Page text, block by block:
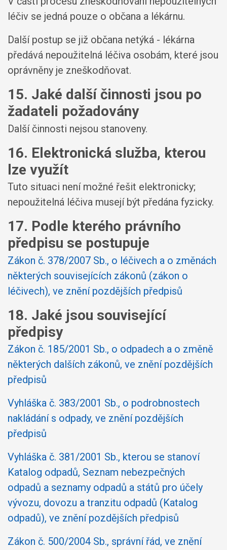
léčiv se jedná pouze o občana a lékárnu.
Další postup se již občana netýká - lékárna
předává nepoužitelná léčiva osobám, které jsou
oprávněny je zneškodňovat.
15. Jaké další činnosti jsou po
žadateli požadovány
Další činnosti nejsou stanoveny.
16. Elektronická služba, kterou
lze využít
Tuto situaci není možné řešit elektronicky;
nepoužitelná léčiva musejí být předána fyzicky.
17. Podle kterého právního
předpisu se postupuje
Zákon č. 378/2007 Sb., o léčivech a o změnách
některých souvisejících zákonů (zákon o
léčivech), ve znění pozdějších předpisů
18. Jaké jsou související
předpisy
Zákon č. 185/2001 Sb., o odpadech a o změně
některých dalších zákonů, ve znění pozdějších
předpisů
Vyhláška č. 383/2001 Sb., o podrobnostech
nakládání s odpady, ve znění pozdějších
předpisů
Vyhláška č. 381/2001 Sb., kterou se stanoví
Katalog odpadů, Seznam nebezpečných
odpadů a seznamy odpadů a států pro účely
vývozu, dovozu a tranzitu odpadů (Katalog
odpadů), ve znění pozdějších předpisů
Zákon č. 500/2004 Sb., správní řád, ve znění